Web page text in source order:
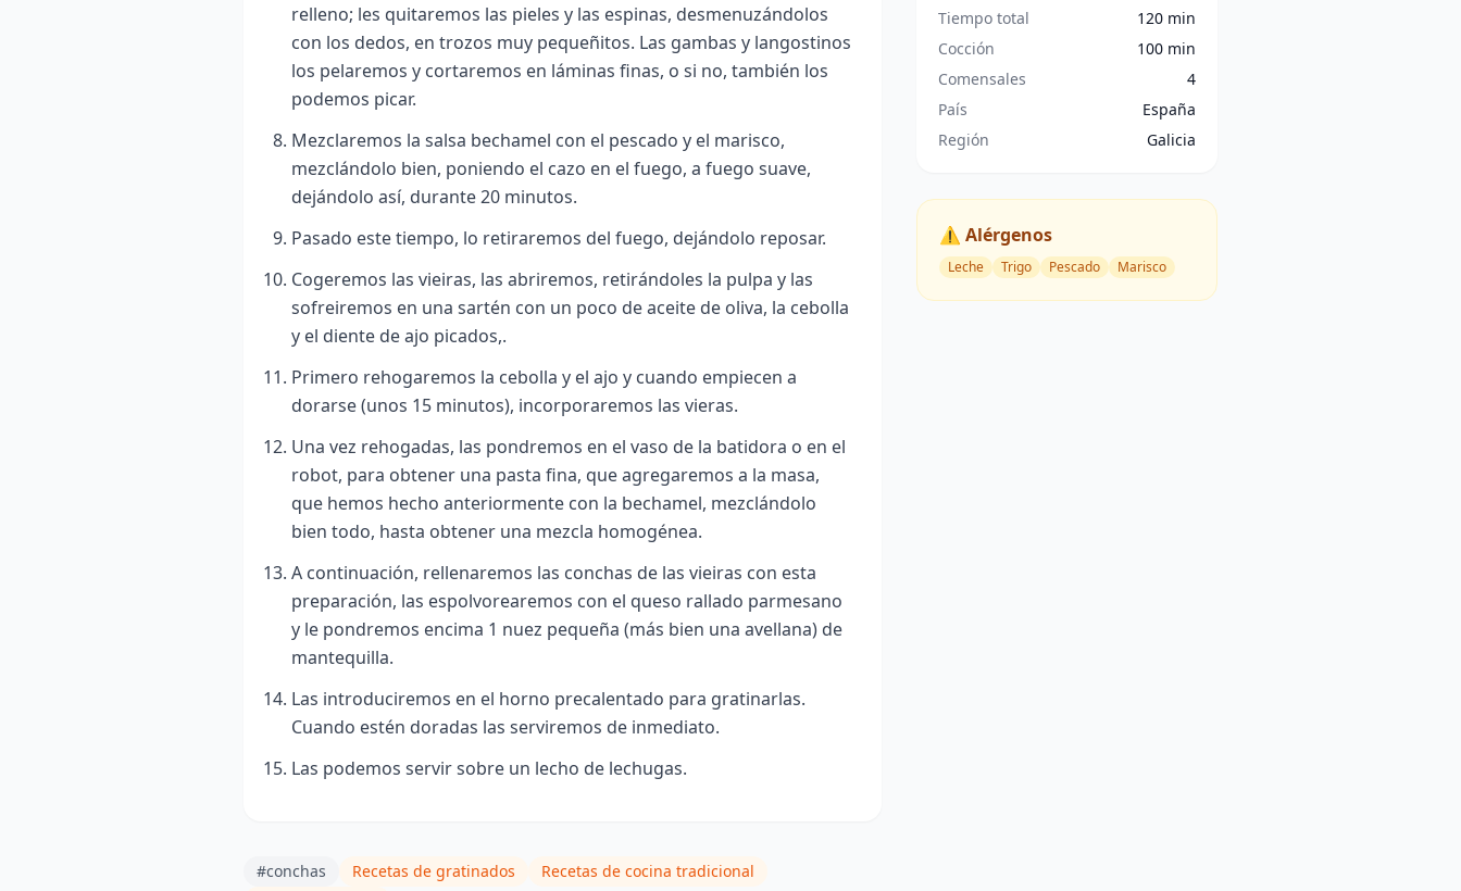
relleno; les quitaremos las pieles y las espinas, desmenuzándolos
con los dedos, en trozos muy pequeñitos. Las gambas y langostinos
los pelaremos y cortaremos en láminas finas, o si no, también los
podemos picar.
Mezclaremos la salsa bechamel con el pescado y el marisco,
mezclándolo bien, poniendo el cazo en el fuego, a fuego suave,
dejándolo así, durante 20 minutos.
Pasado este tiempo, lo retiraremos del fuego, dejándolo reposar.
Cogeremos las vieiras, las abriremos, retirándoles la pulpa y las
sofreiremos en una sartén con un poco de aceite de oliva, la cebolla
y el diente de ajo picados,.
Primero rehogaremos la cebolla y el ajo y cuando empiecen a
dorarse (unos 15 minutos), incorporaremos las vieras.
Una vez rehogadas, las pondremos en el vaso de la batidora o en el
robot, para obtener una pasta fina, que agregaremos a la masa,
que hemos hecho anteriormente con la bechamel, mezclándolo
bien todo, hasta obtener una mezcla homogénea.
A continuación, rellenaremos las conchas de las vieiras con esta
preparación, las espolvorearemos con el queso rallado parmesano
y le pondremos encima 1 nuez pequeña (más bien una avellana) de
mantequilla.
Las introduciremos en el horno precalentado para gratinarlas.
Cuando estén doradas las serviremos de inmediato.
Las podemos servir sobre un lecho de lechugas.
#conchas Recetas de gratinados
Recetas de cocina tradicional
Tiempo total
120 min
Cocción
100 min
Comensales
4
País
España
Región
Galicia
⚠️ Alérgenos
Leche Trigo Pescado Marisco